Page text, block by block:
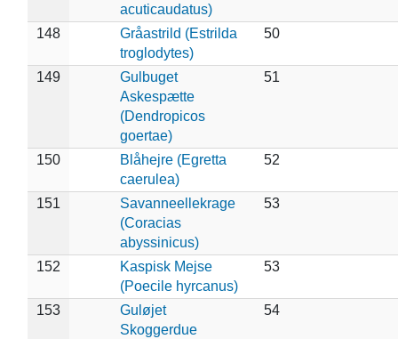
acuticaudatus)
148
Gråastrild (Estrilda
troglodytes)
50
149
Gulbuget
Askespætte
(Dendropicos
goertae)
51
150
Blåhejre (Egretta
caerulea)
52
151
Savanneellekrage
(Coracias
abyssinicus)
53
152
Kaspisk Mejse
(Poecile hyrcanus)
53
153
Guløjet
Skoggerdue
54